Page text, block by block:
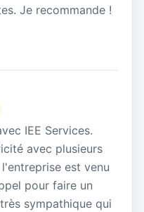
Je recommande !
IEE Services.
avec plusieurs
est venu
pour faire un
sympathique qui